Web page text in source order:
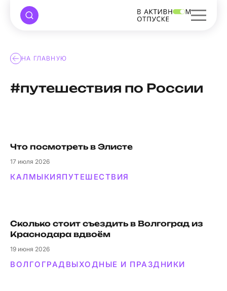
НА ГЛАВНУЮ
#путешествия по России
Что посмотреть в Элисте
17 июля 2026
КАЛМЫКИЯПУТЕШЕСТВИЯ
Сколько стоит съездить в Волгоград из
Краснодара вдвоём
19 июня 2026
ВОЛГОГРАД ВЫХОДНЫЕ И ПРАЗДНИКИ